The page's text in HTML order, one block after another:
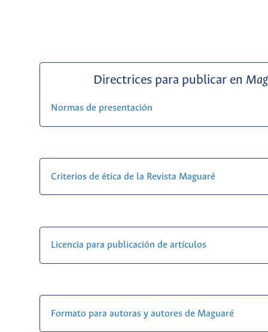
Directrices para publicar en
Normas de presentación
Criterios de ética de la Revista Maguaré
Licencia para publicación de artículos
Formato para autoras y autores de Maguaré